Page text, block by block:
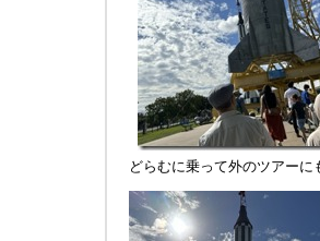
どらむに乗って外のツアー